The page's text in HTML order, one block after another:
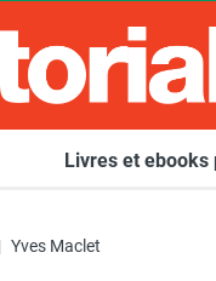
Livres et
Yves Maclet